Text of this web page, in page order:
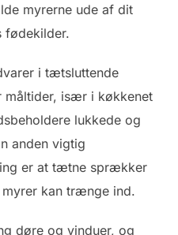
myrerne ude af dit
fødekilder.
i tætsluttende
måltider, især i køkkenet
lukkede og
anden vigtig
er at tætne sprækker
kan trænge ind.
døre og vinduer, og